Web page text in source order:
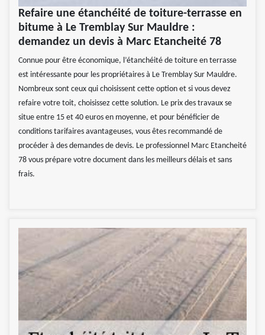
Refaire une étanchéité de toiture-terrasse en
bitume à Le Tremblay Sur Mauldre :
demandez un devis à Marc Etancheité 78
Connue pour être économique, l’étanchéité de toiture en terrasse
est intéressante pour les propriétaires à Le Tremblay Sur Mauldre.
Nombreux sont ceux qui choisissent cette option et si vous devez
refaire votre toit, choisissez cette solution. Le prix des travaux se
situe entre 15 et 40 euros en moyenne, et pour bénéficier de
conditions tarifaires avantageuses, vous êtes recommandé de
procéder à des demandes de devis. Le professionnel Marc Etancheité
78 vous prépare votre document dans les meilleurs délais et sans
frais.